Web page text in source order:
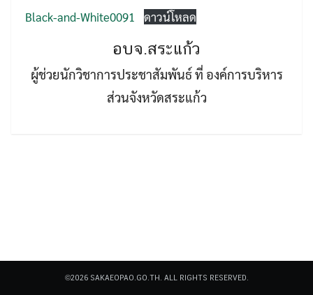
Search
Black-and-White0091 ดาวน์โหลด
อบจ.สระแก้ว
ผู้ช่วยนักวิชาการประชาสัมพันธ์ ที่ องค์การบริหาร
ส่วนจังหวัดสระแก้ว
©2026 SAKAEOPAO.GO.TH. ALL RIGHTS RESERVED.